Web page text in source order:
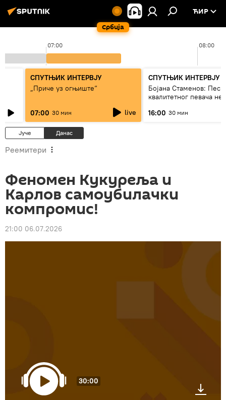
Србија
ЋИР
07:00 08:00
СПУТЊИК ИНТЕРВЈУ
„Приче уз огњиште“
07:00 30 мин live
СПУТЊИК ИНТЕРВЈУ
Бојана Стаменов:
квалитетног певача
16:00 30 мин
Јуче Данас
Реемитери
Феномен Кукуреља и
Карлов самоубилачки
компромис!
21:00 06.07.2026
30:00